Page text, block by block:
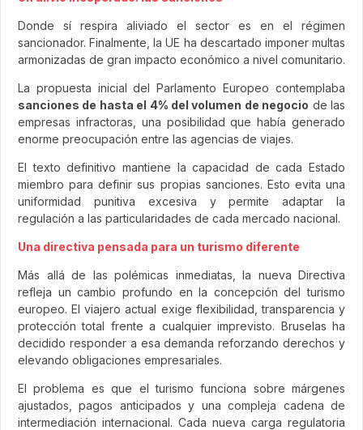
Donde sí respira aliviado el sector es en el régimen
sancionador. Finalmente, la UE ha descartado imponer multas
armonizadas de gran impacto económico a nivel comunitario.
La propuesta inicial del Parlamento Europeo contemplaba
sanciones de hasta el 4% del volumen de negocio de las
empresas infractoras, una posibilidad que había generado
enorme preocupación entre las agencias de viajes.
El texto definitivo mantiene la capacidad de cada Estado
miembro para definir sus propias sanciones. Esto evita una
uniformidad punitiva excesiva y permite adaptar la
regulación a las particularidades de cada mercado nacional.
Una directiva pensada para un turismo diferente
Más allá de las polémicas inmediatas, la nueva Directiva
refleja un cambio profundo en la concepción del turismo
europeo. El viajero actual exige flexibilidad, transparencia y
protección total frente a cualquier imprevisto. Bruselas ha
decidido responder a esa demanda reforzando derechos y
elevando obligaciones empresariales.
El problema es que el turismo funciona sobre márgenes
ajustados, pagos anticipados y una compleja cadena de
intermediación internacional. Cada nueva carga regulatoria